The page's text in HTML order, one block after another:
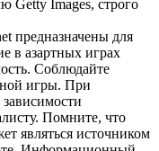
Getty Images, строго
предназначены для
в азартных играх
Соблюдайте
игры. При
Помните, что
являться источником